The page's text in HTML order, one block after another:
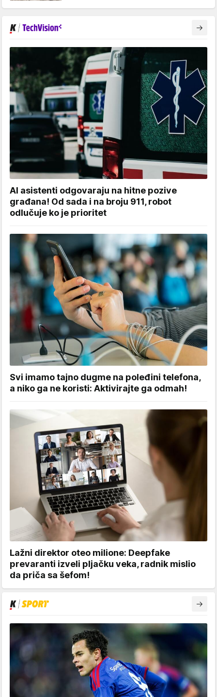
AI asistenti odgovaraju na hitne pozive
građana! Od sada i na broju 911, robot
odlučuje ko je prioritet
Svi imamo tajno dugme na poleđini telefona,
a niko ga ne koristi: Aktivirajte ga odmah!
Lažni direktor oteo milione: Deepfake
prevaranti izveli pljačku veka, radnik mislio
da priča sa šefom!